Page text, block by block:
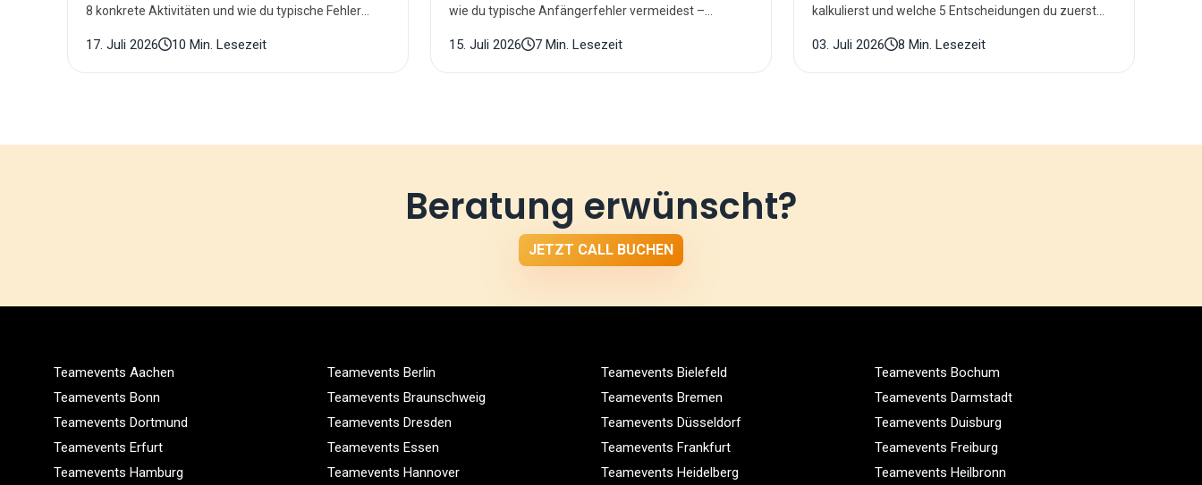
8 konkrete Aktivitäten und wie du typische Fehler
17. Juli 2026 10 Min. Lesezeit
wie du typische Anfängerfehler vermeidest –
15. Juli 2026 7 Min. Lesezeit
kalkulierst und welche 5 Entscheidungen du zuerst
03. Juli 2026 8 Min. Lesezeit
Beratung erwünscht?
JETZT CALL BUCHEN
Teamevents Aachen Teamevents Berlin Teamevents Bielefeld
Teamevents Bochum
Teamevents Bonn
Teamevents Braunschweig Teamevents Bremen
Teamevents Darmstadt
Teamevents Dortmund
Teamevents Dresden Teamevents Düsseldorf
Teamevents Duisburg
Teamevents Erfurt
Teamevents Essen Teamevents Frankfurt
Teamevents Freiburg
Teamevents Hamburg
Teamevents Hannover Teamevents Heidelberg
Teamevents Heilbronn